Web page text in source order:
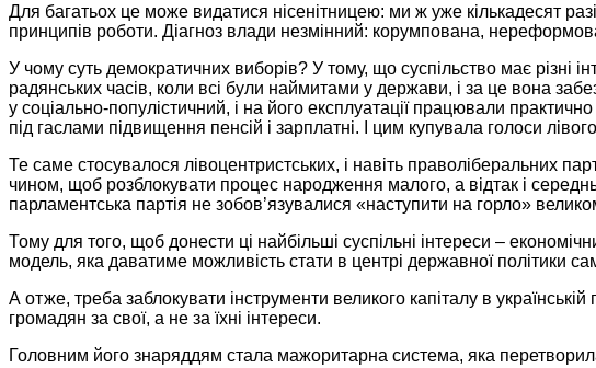
Для багатьох це може видатися нісенітницею: ми ж уже кількадесят
принципів роботи. Діагноз влади незмінний: корумпована,
У чому суть демократичних виборів? У тому, що суспільство має різні
радянських часів, коли всі були наймитами у держави, і за це вона
у соціально-популістичний, і на його експлуатації працювали практично
під гаслами підвищення пенсій і зарплатні. І цим купувала голоси
Те саме стосувалося лівоцентристських, і навіть праволіберальних
чином, щоб розблокувати процес народження малого, а відтак і
парламентська партія не зобов’язувалися «наступити на горло»
Тому для того, щоб донести ці найбільші суспільні інтереси –
модель, яка даватиме можливість стати в центрі державної політики
А отже, треба заблокувати інструменти великого капіталу в українській
громадян за свої, а не за їхні інтереси.
Головним його знаряддям стала мажоритарна система, яка